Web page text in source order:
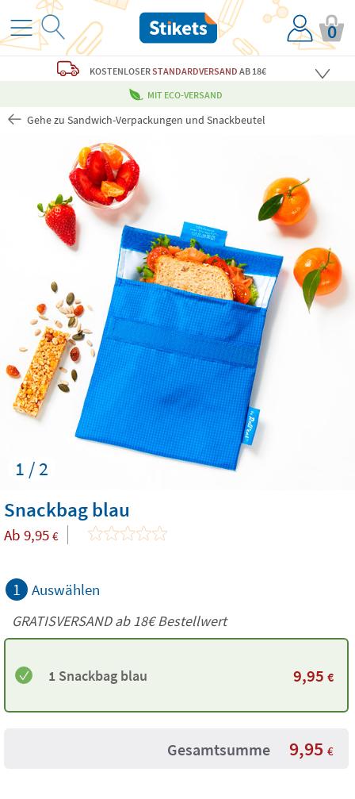
0
KOSTENLOSERSTANDARDVERSAND AB 18€
MIT ECO-VERSAND
Gehe zu Sandwich-Verpackungen und Snackbeutel
1 / 2
Snackbag blau
Ab 9,95 €
1 Auswählen
GRATISVERSAND ab18€Bestellwert
1 Snackbag blau 9,95 €
Gesamtsumme 9,95 €